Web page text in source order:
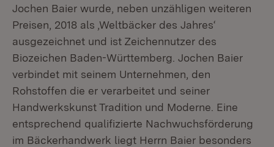
Jochen Baier wurde, neben unzähligen weiteren
Preisen, 2018 als ‚Weltbäcker des Jahres‘
ausgezeichnet und ist Zeichennutzer des
Biozeichen Baden-Württemberg. Jochen Baier
verbindet mit seinem Unternehmen, den
Rohstoffen die er verarbeitet und seiner
Handwerkskunst Tradition und Moderne. Eine
entsprechend qualifizierte Nachwuchsförderung
im Bäckerhandwerk liegt Herrn Baier besonders